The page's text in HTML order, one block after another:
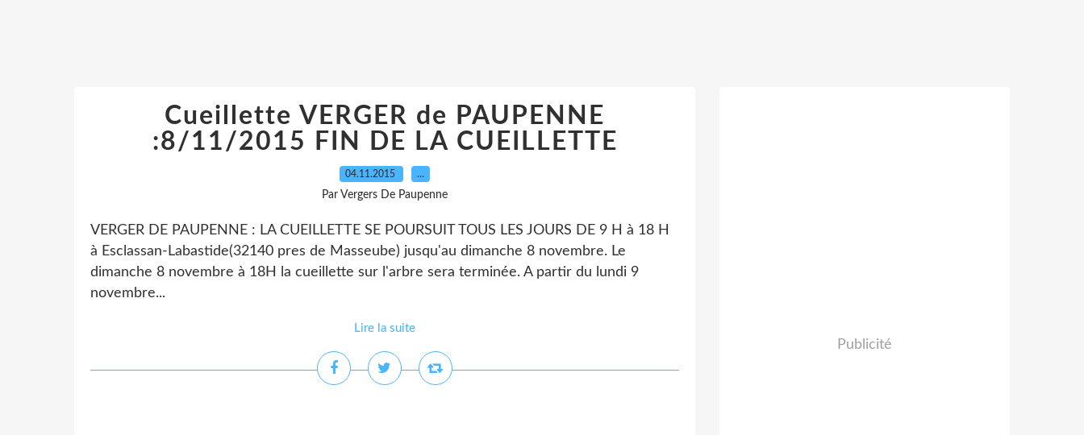
Cueillette VERGER de PAUPENNE
:8/11/2015 FIN DE LA CUEILLETTE
04.11.2015 …
Par Vergers De Paupenne
VERGER DE PAUPENNE : LA CUEILLETTE SE POURSUIT TOUS LES JOURS DE 9 H à 18 H
à Esclassan-Labastide(32140 pres de Masseube) jusqu'au dimanche 8 novembre. Le
dimanche 8 novembre à 18H la cueillette sur l'arbre sera terminée. A partir du lundi 9
novembre...
Lire la suite
Publicité